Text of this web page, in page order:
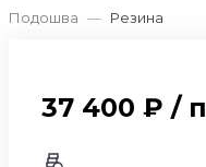
Подошва — Резина
37 400 ₽ /